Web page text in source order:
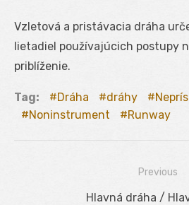
Vzletová a pristávacia dráha
lietadiel používajúcich postupy
priblíženie.
Tag: Dráha dráhy
Noninstrument
Runway
Navigácia
Previous
Previous
Hlavná dráha /